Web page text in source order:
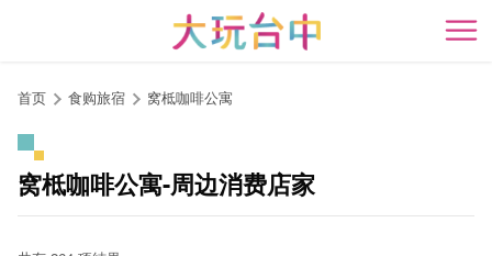
开
首页 食购旅宿 窝柢咖啡公寓
窝柢咖啡公寓-周边消费店家